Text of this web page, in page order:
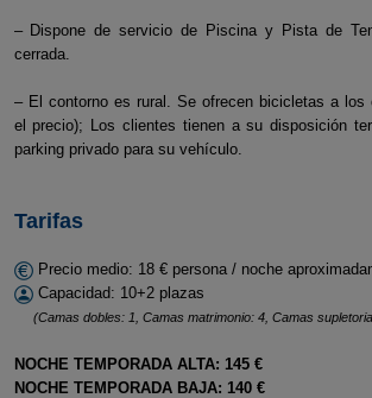
– Dispone de servicio de Piscina y Pista de
cerrada.
– El contorno es rural. Se ofrecen bicicletas a los
el precio); Los clientes tienen a su disposición
parking privado para su vehículo.
Tarifas
Precio medio: 18 € persona / noche
Capacidad: 10+2 plazas
(Camas dobles: 1, Camas matrimonio: 4, Camas
NOCHE TEMPORADA ALTA: 145 €
NOCHE TEMPORADA BAJA: 140 €